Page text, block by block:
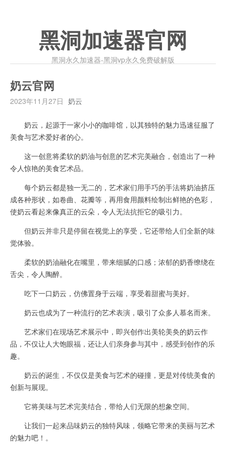
黑洞加速器官网
黑洞永久加速器-黑洞vp永久免费破解版
奶云官网
2023年11月27日 奶云
奶云，起源于一家小小的咖啡馆，以其独特的魅力迅速征服了
美食与艺术爱好者的心。
这一创意将柔软的奶油与创意的艺术完美融合，创造出了一种
令人惊艳的美食艺术品。
每个奶云都是独一无二的，艺术家们用手巧的手法将奶油挤压
成各种形状，如卷曲、花瓣等，再用食用颜料绘制出鲜艳的色彩，
使奶云看起来像真正的云朵，令人无法抗拒它的吸引力。
但奶云并非只是停留在视觉上的享受，它还带给人们全新的味
觉体验。
柔软的奶油融化在嘴里，带来细腻的口感；浓郁的奶香缭绕在
舌尖，令人陶醉。
吃下一口奶云，仿佛置身于云端，享受着甜蜜与美好。
奶云也成为了一种流行的艺术表演，吸引了众多人慕名而来。
艺术家们在现场艺术展示中，即兴创作出美轮美奂的奶云作
品，不仅让人大饱眼福，还让人们亲身参与其中，感受到创作的乐
趣。
奶云的诞生，不仅仅是美食与艺术的碰撞，更是对传统美食的
创新与展现。
它将美味与艺术完美结合，带给人们无限的想象空间。
让我们一起来品味奶云的独特风味，领略它带来的美丽与艺术
的魅力吧！。